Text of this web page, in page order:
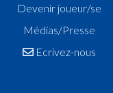
Scolaires
Devenir joueur/se
Médias/Presse
Ecrivez-nous